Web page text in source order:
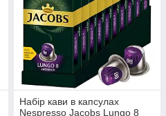
Набір кави в капсулах
Nespresso Jacobs Lungo 8